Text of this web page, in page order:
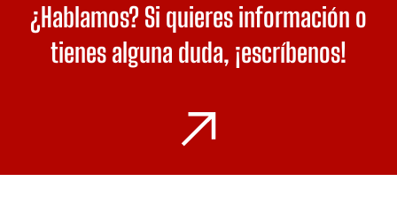
¿Hablamos? Si quieres información o
tienes alguna duda, ¡escríbenos!